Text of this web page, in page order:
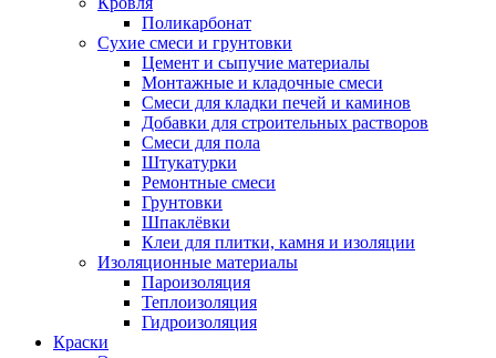
Поликарбонат
Сухие смеси и грунтовки
Цемент и сыпучие материалы
Монтажные и кладочные смеси
Смеси для кладки печей и каминов
Добавки для строительных растворов
Смеси для пола
Штукатурки
Ремонтные смеси
Грунтовки
Шпаклёвки
Клеи для плитки, камня и изоляции
Изоляционные материалы
Пароизоляция
Теплоизоляция
Гидроизоляция
Краски